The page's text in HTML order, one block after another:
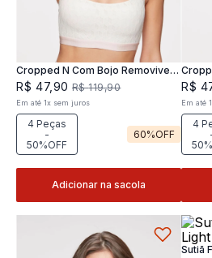
Cropped N Com Bojo Removivel
Joy
R$ 47, 90 R$ 119,90
Em até1x sem juros
4 Peças
-
50%OFF
60%OFF
Adicionar na sacola
Joy
R$
Em até 1
4
Sutiã